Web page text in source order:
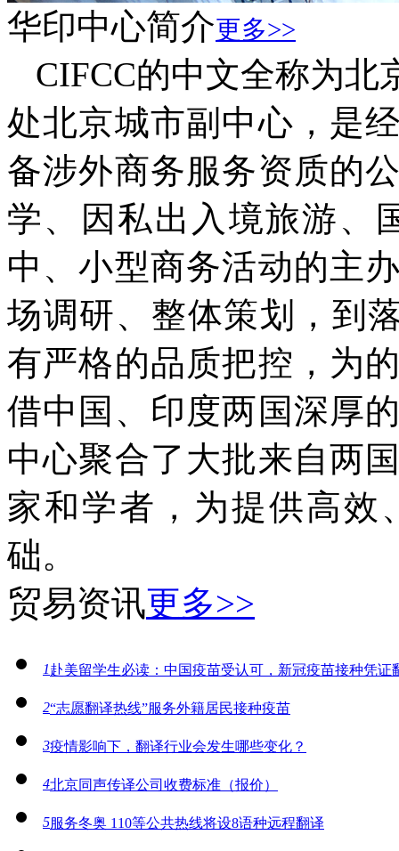
华印中心简介更多>>
CIFCC的中文全称为北
处北京城市副中心，是
备涉外商务服务资质的
学、因私出入境旅游、
中、小型商务活动的主
场调研、整体策划，到
有严格的品质把控，为
借中国、印度两国深厚
中心聚合了大批来自两
家和学者，为提供高效
础。
贸易资讯更多>>
1赴美留学生必读：中国疫苗受认可，新冠疫苗接种凭证
2“志愿翻译热线”服务外籍居民接种疫苗
3疫情影响下，翻译行业会发生哪些变化？
4北京同声传译公司收费标准（报价）
5服务冬奥 110等公共热线将设8语种远程翻译